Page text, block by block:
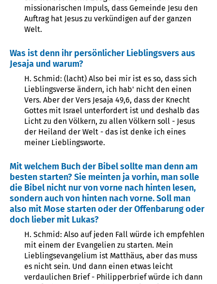
missionarischen Impuls, dass Gemeinde Jesu den
Auftrag hat Jesus zu verkündigen auf der ganzen
Welt.
Was ist denn ihr persönlicher Lieblingsvers aus
Jesaja und warum?
H. Schmid: (lacht) Also bei mir ist es so, dass sich
Lieblingsverse ändern, ich hab' nicht den einen
Vers. Aber der Vers Jesaja 49,6, dass der Knecht
Gottes mit Israel unterfordert ist und deshalb das
Licht zu den Völkern, zu allen Völkern soll - Jesus
der Heiland der Welt - das ist denke ich eines
meiner Lieblingsworte.
Mit welchem Buch der Bibel sollte man denn am
besten starten? Sie meinten ja vorhin, man solle
die Bibel nicht nur von vorne nach hinten lesen,
sondern auch von hinten nach vorne. Soll man
also mit Mose starten oder der Offenbarung oder
doch lieber mit Lukas?
H. Schmid: Also auf jeden Fall würde ich empfehlen
mit einem der Evangelien zu starten. Mein
Lieblingsevangelium ist Matthäus, aber das muss
es nicht sein. Und dann einen etwas leicht
verdaulichen Brief - Philipperbrief würde ich dann